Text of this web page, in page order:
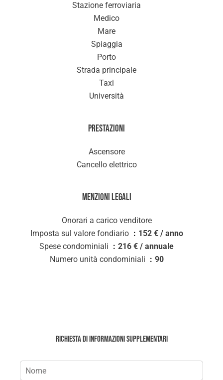
Stazione ferroviaria
Medico
Mare
Spiaggia
Porto
Strada principale
Taxi
Università
Prestazioni
Ascensore
Cancello elettrico
Menzioni legali
Onorari a carico venditore
Imposta sul valore fondiario
152 € / anno
Spese condominiali
216 € / annuale
Numero unità condominiali
90
Richiesta di informazioni supplementari